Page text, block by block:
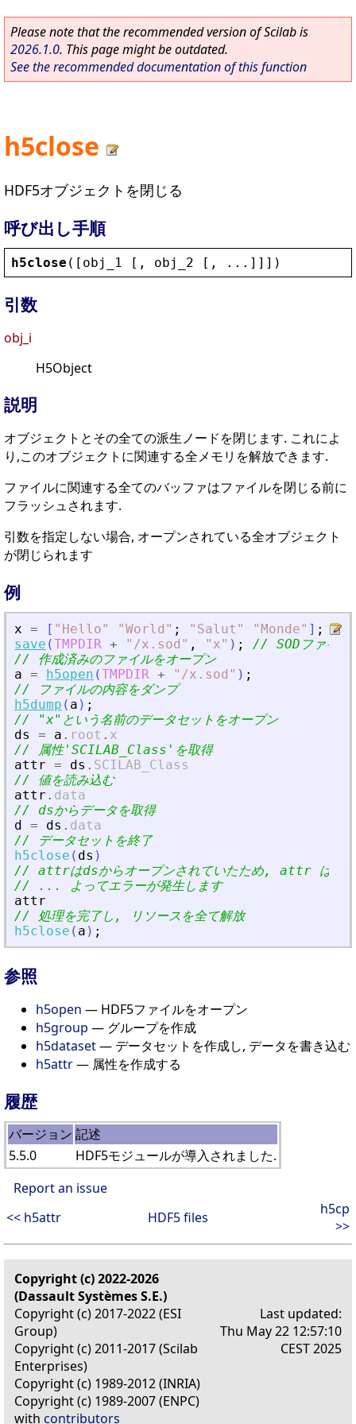
Please note that the recommended version of Scilab is
2026.1.0. This page might be outdated.
See the recommended documentation of this function
h5close
HDF5オブジェクトを閉じる
呼び出し手順
h5close ([ obj_1 [, obj_2 [, ...]]])
引数
obj_i
H5Object
説明
オブジェクトとその全ての派生ノードを閉じます. これによ
り,このオブジェクトに関連する全メモリを解放できます.
ファイルに関連する全てのバッファはファイルを閉じる前に
フラッシュされます.
引数を指定しない場合, オープンされている全オブジェクト
が閉じられます
例
x = [ " Hello" "World " ; " Salut " "Monde" ] ;
save (TMPDIR + " /x.sod " , " x" ) ;
// SODファイル
// 作成済みのファイルをオープン
a = h5open (TMPDIR + " /x.sod " ) ;
// ファイルの内容をダンプ
h5dump ( a ) ;
//
"x" という名前のデータセットをオープン
ds
= a . root . x
// 属性' SCILAB_Class ' を取得
attr = ds . SCILAB_Class
// 値を読み込む
attr . data
// dsからデータを取得
d = ds . data
// データセットを終了
h5close ( ds )
// attrはdsからオープンされていたため, attr はもう
// ... よってエラーが発生します
attr
// 処理を完了し, リソースを全て解放
h5close ( a ) ;
参照
h5open — HDF5ファイルをオープン
h5group — グループを作成
h5dataset— データセットを作成し, データを書き込む
h5attr— 属性を作成する
履歴
バージョン 記述
5.5.0
HDF5モジュールが導入されました.
Report an issue
<< h5attr
HDF5 files
h5cp
>>
Copyright (c) 2022-2026
(Dassault Systèmes S.E.)
Copyright (c) 2017-2022 (ESI
Group)
Copyright (c) 2011-2017 (Scilab
Enterprises)
Copyright (c) 1989-2012 (INRIA)
Copyright (c) 1989-2007 (ENPC)
with contributors
Last updated:
Thu May 22 12:57:10
CEST 2025